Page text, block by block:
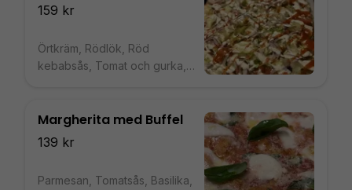
159 kr
Örtkräm, Rödlök, Röd
kebabsås, Tomat och gurka,
Margherita med Buffel
139 kr
Parmesan, Tomatsås, Basilika,